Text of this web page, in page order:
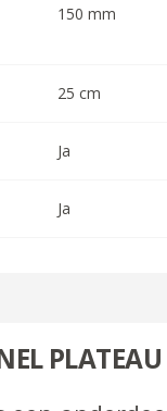
150 mm
25 cm
Ja
Ja